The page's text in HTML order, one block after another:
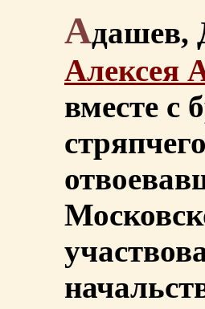
Адашев,
Алексея
вместе с